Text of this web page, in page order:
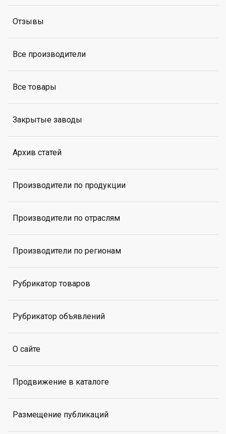
Отзывы
Все производители
Все товары
Закрытые заводы
Архив статей
Производители по продукции
Производители по отраслям
Производители по регионам
Рубрикатор товаров
Рубрикатор объявлений
О сайте
Продвижение в каталоге
Размещение публикаций